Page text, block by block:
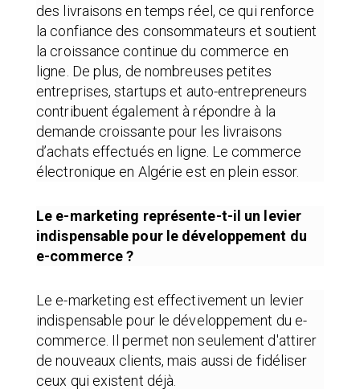
des livraisons en temps réel, ce qui renforce
la confiance des consommateurs et soutient
la croissance continue du commerce en
ligne. De plus, de nombreuses petites
entreprises, startups et auto-entrepreneurs
contribuent également à répondre à la
demande croissante pour les livraisons
d’achats effectués en ligne. Le commerce
électronique en Algérie est en plein essor.
Le e-marketing représente-t-il un levier
indispensable pour le développement du
e-commerce ?
Le e-marketing est effectivement un levier
indispensable pour le développement du e-
commerce. Il permet non seulement d'attirer
de nouveaux clients, mais aussi de fidéliser
ceux qui existent déjà.